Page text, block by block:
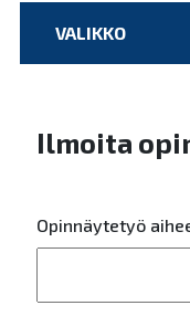
VALIKKO
Ilmoita
Opinnäytetyö